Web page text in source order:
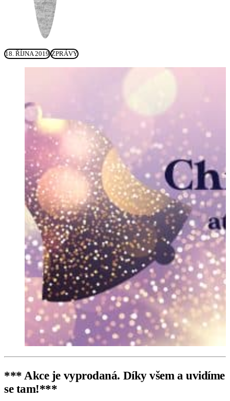
18. ŘÍJNA 2019 ZPRÁVY
*** Akce je vyprodaná. Díky všem a uvidíme
se tam!***